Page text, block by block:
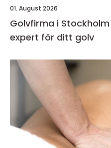
01. August 2026
Golvfirma i
expert för ditt golv